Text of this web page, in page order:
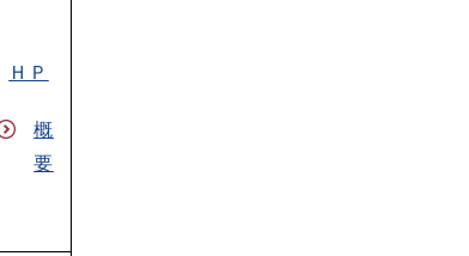
ＨＰ
概
要